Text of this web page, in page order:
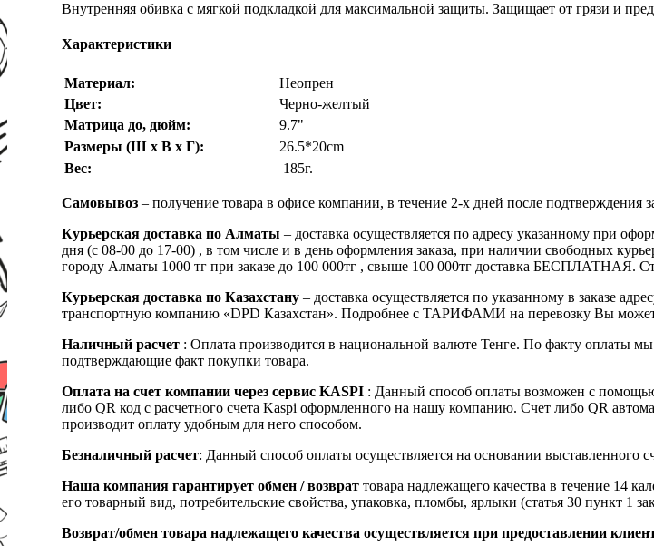
Внутренняя обивка с мягкой подкладкой для максимальной защиты. Защищает от грязи и
Характеристики
Материал:
Неопрен
Цвет:
Черно-желтый
Матрица до, дюйм:
9.7"
Размеры (Ш х В х Г):
26.5*20cm
Вес:
185г.
Самовывоз – получение товара в офисе компании, в течение 2-х дней после
Курьерская доставка по Алматы – доставка осуществляется по адресу указанному при
дня (с 08-00 до 17-00) , в том числе и в день оформления заказа, при наличии свободных
городу Алматы 1000 тг при заказе до 100 000тг , свыше 100 000тг доставка БЕСПЛАТНАЯ.
Курьерская доставка по Казахстану – доставка осуществляется по указанному в заказе
транспортную компанию «DPD Казахстан». Подробнее с ТАРИФАМИ на перевозку Вы
Наличный расчет : Оплата производится в национальной валюте Тенге. По факту оплаты
подтверждающие факт покупки товара.
Оплата на счет компании через сервис KASPI : Данный способ оплаты возможен с
либо QR код с расчетного счета Kaspi оформленного на нашу компанию. Счет либо QR
производит оплату удобным для него способом.
Безналичный расчет: Данный способ оплаты осуществляется на основании выставленного
Наша компания гарантирует обмен / возврат товара надлежащего качества в течение 14
его товарный вид, потребительские свойства, упаковка, пломбы, ярлыки (статья 30 пункт 1
Возврат/обмен товара надлежащего качества осуществляется при предоставлении